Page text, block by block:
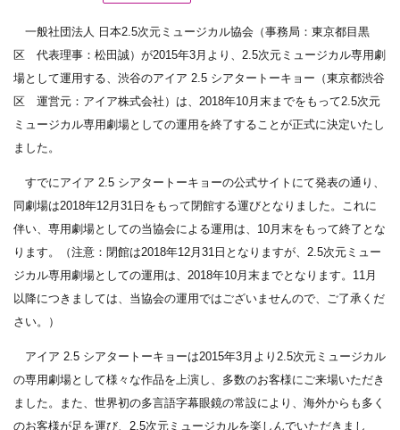
一般社団法人 日本2.5次元ミュージカル協会（事務局：東京都目黒
区 代表理事：松田誠）が2015年3月より、2.5次元ミュージカル専用劇
場として運用する、渋谷のアイア 2.5 シアタートーキョー（東京都渋谷
区 運営元：アイア株式会社）は、2018年10月末までをもって2.5次元
ミュージカル専用劇場としての運用を終了することが正式に決定いたし
ました。
すでにアイア 2.5 シアタートーキョーの公式サイトにて発表の通り、
同劇場は2018年12月31日をもって閉館する運びとなりました。これに
伴い、専用劇場としての当協会による運用は、10月末をもって終了とな
ります。（注意：閉館は2018年12月31日となりますが、2.5次元ミュー
ジカル専用劇場としての運用は、2018年10月末までとなります。11月
以降につきましては、当協会の運用ではございませんので、ご了承くだ
さい。）
アイア 2.5 シアタートーキョーは2015年3月より2.5次元ミュージカル
の専用劇場として様々な作品を上演し、多数のお客様にご来場いただき
ました。また、世界初の多言語字幕眼鏡の常設により、海外からも多く
のお客様が足を運び、2.5次元ミュージカルを楽しんでいただきまし